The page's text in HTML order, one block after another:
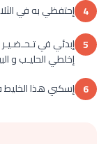
4 إحتفظي به في
5 إبدئي في
إخلطي الحليـب و
6 إسكبي هذا